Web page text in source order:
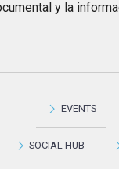
EVENTS
SOCIAL HUB
y la